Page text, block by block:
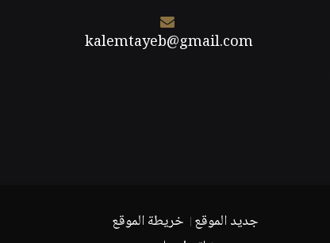
kalemtayeb@gmail.com
جديد الموقع خريطة الموقع